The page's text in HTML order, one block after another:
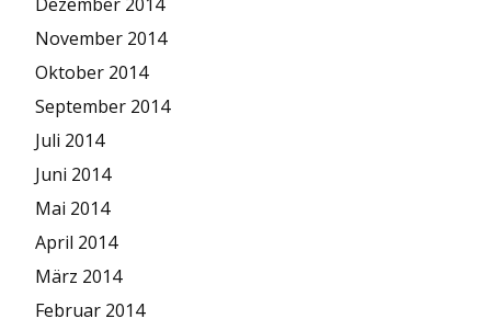
November 2014
Oktober 2014
September 2014
Juli 2014
Juni 2014
Mai 2014
April 2014
März 2014
Februar 2014